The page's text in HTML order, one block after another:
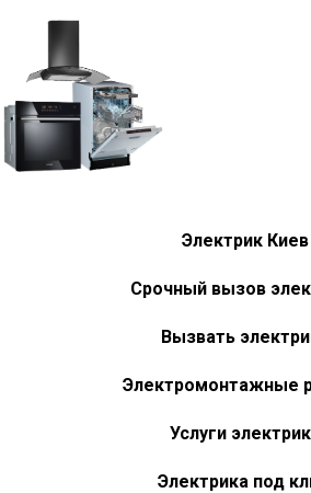
Электрик Киев
Срочный вызов
Вызвать
Электромонтажные
Услуги
Электрика под